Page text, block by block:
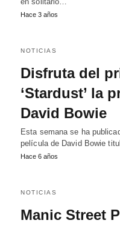
Hace 3 años
NOTICIAS
Disfruta del
‘Stardust’ la
David Bowie
Esta semana se ha
película de David Bowie
Hace 6 años
NOTICIAS
Manic Street